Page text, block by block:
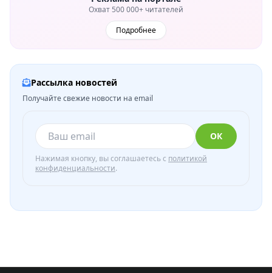
Охват 500 000+ читателей
Подробнее
Рассылка новостей
Получайте свежие новости на email
ОК
Нажимая кнопку, вы соглашаетесь с политикой
конфиденциальности.